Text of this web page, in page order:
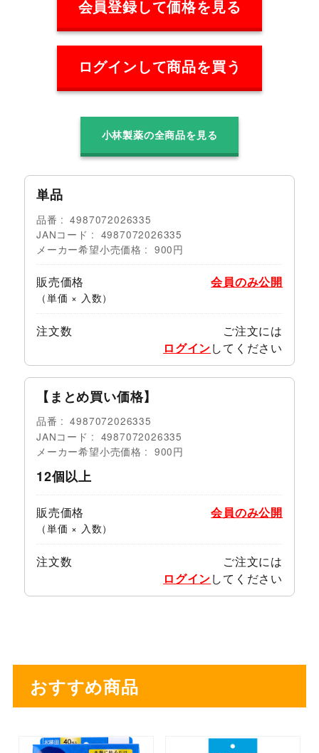
会員登録して価格を見る
ログインして商品を買う
小林製薬の全商品を見る
単品
品番
4987072026335
JANコード
4987072026335
メーカー希望小売価格
900円
販売価格
（単価 × 入数）
会員のみ公開
注文数
ご注文には
ログインしてください
【まとめ買い価格】
品番
4987072026335
JANコード
4987072026335
メーカー希望小売価格
900円
12個以上
販売価格
（単価 × 入数）
会員のみ公開
注文数
ご注文には
ログインしてください
おすすめ商品